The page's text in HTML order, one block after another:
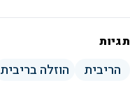
תגיות
הריבית הוזלה בריבית